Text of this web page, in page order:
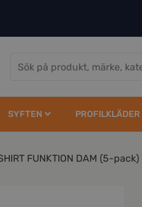
SYFTEN PROFILKLÄDER
FUNKTION DAM (5-pack)